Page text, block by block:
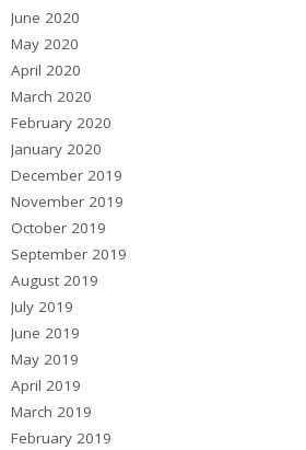
June 2020
May 2020
April 2020
March 2020
February 2020
January 2020
December 2019
November 2019
October 2019
September 2019
August 2019
July 2019
June 2019
May 2019
April 2019
March 2019
February 2019